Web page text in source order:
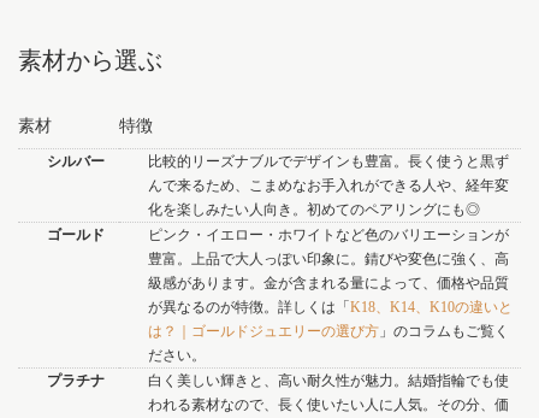
素材から選ぶ
素材 特徴
シルバー
比較的リーズナブルでデザインも豊富。長く使うと黒ず
んで来るため、こまめなお手入れができる人や、経年変
化を楽しみたい人向き。初めてのペアリングにも◎
ゴールド
ピンク・イエロー・ホワイトなど色のバリエーションが
豊富。上品で大人っぽい印象に。錆びや変色に強く、高
級感があります。金が含まれる量によって、価格や品質
が異なるのが特徴。詳しくは「K18、K14、K10の違いと
は？｜ゴールドジュエリーの選び方 」のコラムもご覧く
ださい。
プラチナ
白く美しい輝きと、高い耐久性が魅力。結婚指輪でも使
われる素材なので、長く使いたい人に人気。その分、価